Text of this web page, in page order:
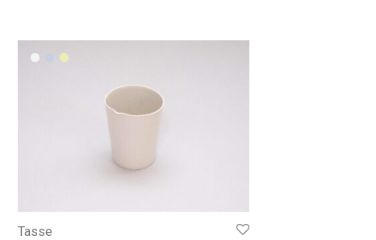
Tasse